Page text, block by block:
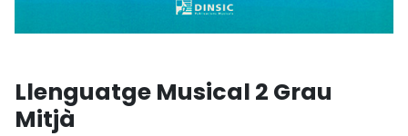
Llenguatge Musical 2 Grau
Mitjà